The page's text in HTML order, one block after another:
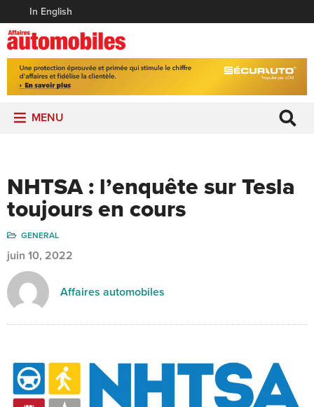
In English
MENU
NHTSA : l’enquête sur Tesla
toujours en cours
GENERAL
juin 10, 2022
Affaires automobiles